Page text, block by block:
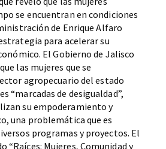
se encuentran en condiciones
de Enrique Alfaro
para acelerar su
El Gobierno de Jalisco
las mujeres que se
agropecuario del estado
“marcadas de desigualdad”,
su empoderamiento y
una problemática que es
programas y proyectos. El
“Raíces: Mujeres, Comunidad y